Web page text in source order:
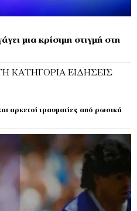
μια κρίσιμη στιγμή στη
ΚΑΤΗΓΟΡΊΑ ΕΙΔΉΣΕΙΣ
αρκετοί τραυματίες από ρωσικά